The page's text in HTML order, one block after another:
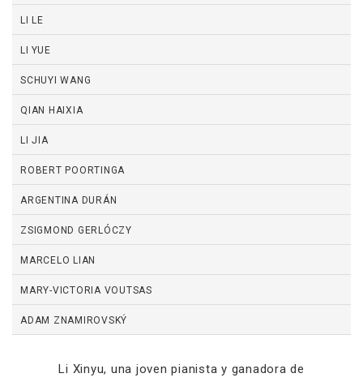
LI LE
LI YUE
SCHUYI WANG
QIAN HAIXIA
LI JIA
ROBERT POORTINGA
ARGENTINA DURÁN
ZSIGMOND GERLÓCZY
MARCELO LIAN
MARY-VICTORIA VOUTSAS
ADAM ZNAMIROVSKÝ
Li Xinyu, una joven pianista y ganadora de